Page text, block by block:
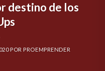
destino de los
PORPROEMPRENDER